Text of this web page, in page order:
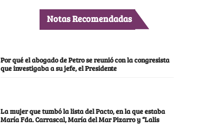
Notas Recomendadas
Por qué el abogado de Petro se reunió con la congresista
que investigaba a su jefe, el Presidente
La mujer que tumbó la lista del Pacto, en la que estaba
María Fda. Carrascal, María del Mar Pizarro y “Lalis